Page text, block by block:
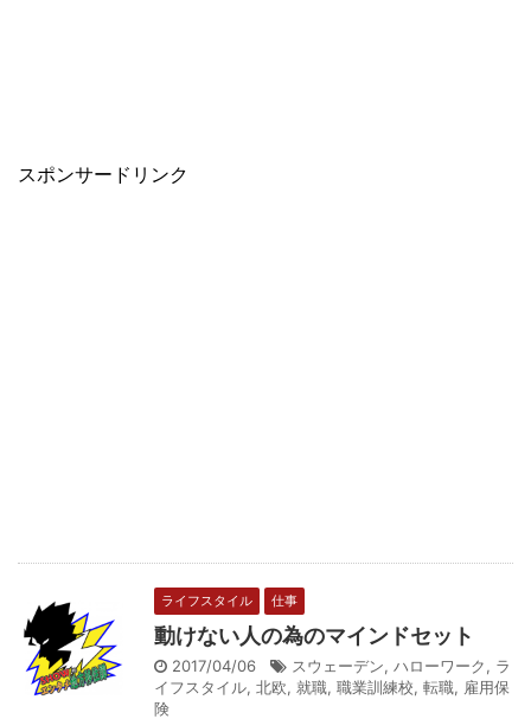
スポンサードリンク
ライフスタイル 仕事
動けない人の為のマインドセット
2017/04/06 スウェーデン, ハローワーク, ラ
イフスタイル, 北欧, 就職, 職業訓練校, 転職, 雇用保
険